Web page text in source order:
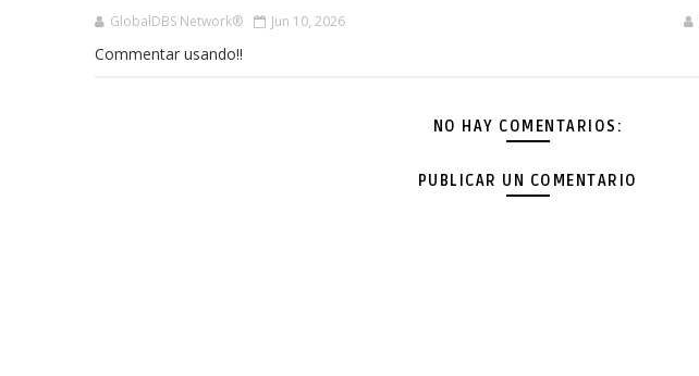
GlobalDBS Network® Jun 10, 2026
Commentar usando!!
NO HAY COMENTARIOS:
PUBLICAR UN COMENTARIO